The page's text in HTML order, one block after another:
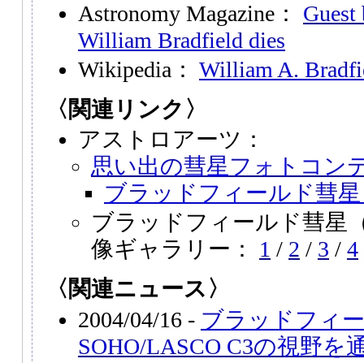
Astronomy Magazine：
William Bradfield dies
Wikipedia： William A.
〈関連リンク〉
アストロアーツ：
思い出の彗星フォトコン
ブラッドフィールド彗星
ブラッドフィールド彗星
像ギャラリー： 1 / 2 / 3 / 4
〈関連ニュース〉
2004/04/16 - ブラッドフィ
SOHO/LASCO C3の視野を